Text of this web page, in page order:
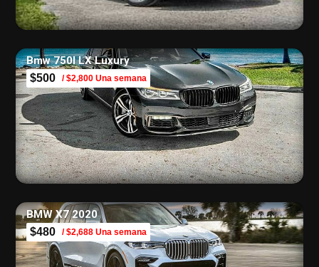
Bmw 750I LX Luxury
$500 / $2,800 Una semana
BMW X7 2020
$480 / $2,688 Una semana